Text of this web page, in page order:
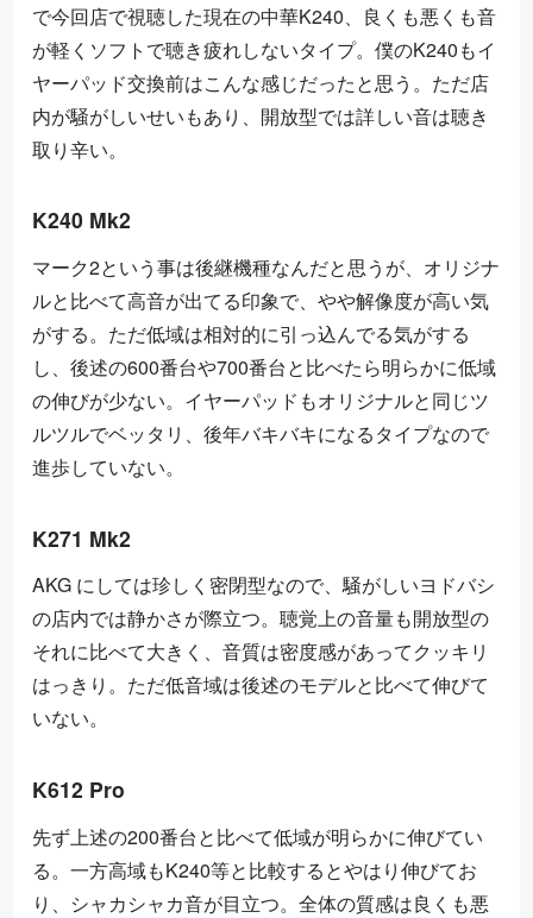
で今回店で視聴した現在の中華K240、良くも悪くも音
が軽くソフトで聴き疲れしないタイプ。僕のK240もイ
ヤーパッド交換前はこんな感じだったと思う。ただ店
内が騒がしいせいもあり、開放型では詳しい音は聴き
取り辛い。
K240 Mk2
マーク2という事は後継機種なんだと思うが、オリジナ
ルと比べて高音が出てる印象で、やや解像度が高い気
がする。ただ低域は相対的に引っ込んでる気がする
し、後述の600番台や700番台と比べたら明らかに低域
の伸びが少ない。イヤーパッドもオリジナルと同じツ
ルツルでベッタリ、後年バキバキになるタイプなので
進歩していない。
K271 Mk2
AKG にしては珍しく密閉型なので、騒がしいヨドバシ
の店内では静かさが際立つ。聴覚上の音量も開放型の
それに比べて大きく、音質は密度感があってクッキリ
はっきり。ただ低音域は後述のモデルと比べて伸びて
いない。
K612 Pro
先ず上述の200番台と比べて低域が明らかに伸びてい
る。一方高域もK240等と比較するとやはり伸びてお
り、シャカシャカ音が目立つ。全体の質感は良くも悪